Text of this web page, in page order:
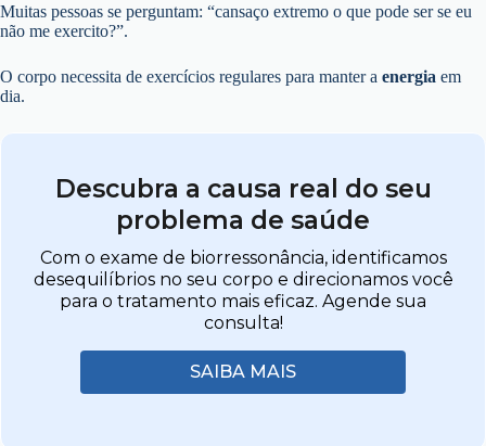
Muitas pessoas se perguntam: “cansaço extremo o que pode ser se eu
não me exercito?”.
O corpo necessita de exercícios regulares para manter a energia em
dia.
Descubra a causa real do seu
problema de saúde
Com o exame de biorressonância, identificamos
desequilíbrios no seu corpo e direcionamos você
para o tratamento mais eficaz. Agende sua
consulta!
SAIBA MAIS